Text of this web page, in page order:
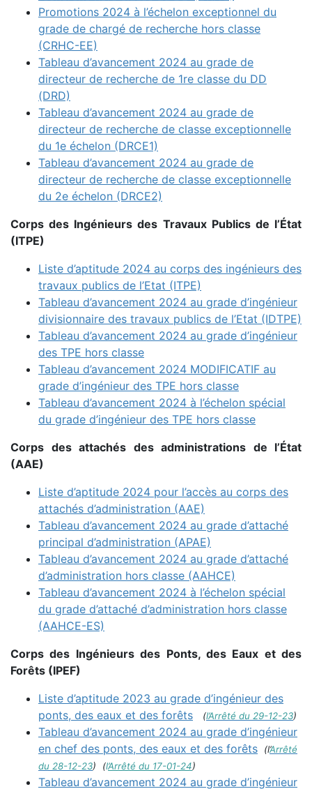
Promotions 2024 à l’échelon exceptionnel du
grade de chargé de recherche hors classe
(CRHC-EE)
Tableau d’avancement 2024 au grade de
directeur de recherche de 1re classe du DD
(DRD)
Tableau d’avancement 2024 au grade de
directeur de recherche de classe exceptionnelle
du 1e échelon (DRCE1)
Tableau d’avancement 2024 au grade de
directeur de recherche de classe exceptionnelle
du 2e échelon (DRCE2)
Corps des Ingénieurs des Travaux Publics de l’État
(ITPE)
Liste d’aptitude 2024 au corps des ingénieurs des
travaux publics de l’Etat (ITPE)
Tableau d’avancement 2024 au grade d’ingénieur
divisionnaire des travaux publics de l’Etat (IDTPE)
Tableau d’avancement 2024 au grade d’ingénieur
des TPE hors classe
Tableau d’avancement 2024 MODIFICATIF au
grade d’ingénieur des TPE hors classe
Tableau d’avancement 2024 à l’échelon spécial
du grade d’ingénieur des TPE hors classe
Corps des attachés des administrations de l’État
(AAE)
Liste d’aptitude 2024 pour l’accès au corps des
attachés d’administration (AAE)
Tableau d’avancement 2024 au grade d’attaché
principal d’administration (APAE)
Tableau d’avancement 2024 au grade d’attaché
d’administration hors classe (AAHCE)
Tableau d’avancement 2024 à l’échelon spécial
du grade d’attaché d’administration hors classe
(AAHCE-ES)
Corps des Ingénieurs des Ponts, des Eaux et des
Forêts (IPEF)
Liste d’aptitude 2023 au grade d’ingénieur des
ponts, des eaux et des forêts
(l’Arrêté du 29-12-23)
Tableau d’avancement 2024 au grade d’ingénieur
en chef des ponts, des eaux et des forêts
(l’Arrêté
du 28-12-23) (l’Arrêté du 17-01-24)
Tableau d’avancement 2024 au grade d’ingénieur